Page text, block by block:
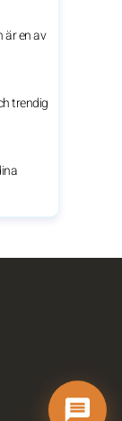
är en av
trendig